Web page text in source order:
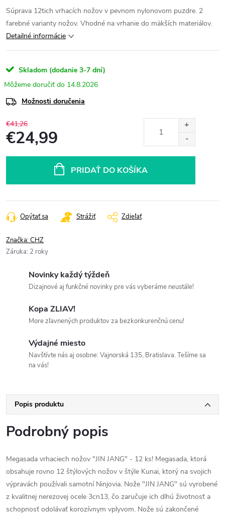
Súprava 12tich vrhacích nožov v pevnom nylonovom puzdre. 2
farebné varianty nožov. Vhodné na vrhanie do mäkších materiálov.
Detailné informácie
Skladom (dodanie 3-7 dní)
14.8.2026
Možnosti doručenia
€41,26
€24,99
PRIDAŤ DO KOŠÍKA
Opýtať sa Strážiť Zdieľať
Značka:CHZ
Záruka: 2 roky
Novinky každý týždeň
Dizajnové aj funkčné novinky pre vás vyberáme neustále!
Kopa ZLIAV!
More zľavnených produktov za bezkonkurenčnú cenu!
Výdajné miesto
Navštívte nás aj osobne: Vajnorská 135, Bratislava. Tešíme sa
na vás!
Popis produktu
Podrobný popis
Megasada vrhaciech nožov "JIN JANG" - 12 ks! Megasada, ktorá
obsahuje rovno 12 štýlových nožov v štýle Kunai, ktorý na svojich
výpravách používali samotní Ninjovia. Nože "JIN JANG" sú vyrobené
z kvalitnej nerezovej ocele 3cn13, čo zaručuje ich dlhú životnosť a
schopnosť odolávať korozívnym vplyvom. Nože sú zakončené